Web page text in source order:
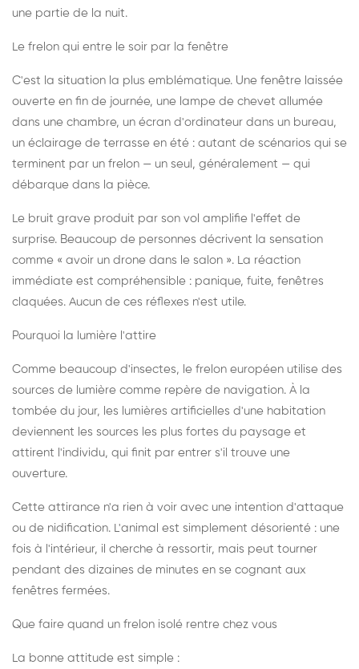
une partie de la nuit.
Le frelon qui entre le soir par la fenêtre
C'est la situation la plus emblématique. Une fenêtre laissée
ouverte en fin de journée, une lampe de chevet allumée
dans une chambre, un écran d'ordinateur dans un bureau,
un éclairage de terrasse en été : autant de scénarios qui se
terminent par un frelon — un seul, généralement — qui
débarque dans la pièce.
Le bruit grave produit par son vol amplifie l'effet de
surprise. Beaucoup de personnes décrivent la sensation
comme « avoir un drone dans le salon ». La réaction
immédiate est compréhensible : panique, fuite, fenêtres
claquées. Aucun de ces réflexes n'est utile.
Pourquoi la lumière l'attire
Comme beaucoup d'insectes, le frelon européen utilise des
sources de lumière comme repère de navigation. À la
tombée du jour, les lumières artificielles d'une habitation
deviennent les sources les plus fortes du paysage et
attirent l'individu, qui finit par entrer s'il trouve une
ouverture.
Cette attirance n'a rien à voir avec une intention d'attaque
ou de nidification. L'animal est simplement désorienté : une
fois à l'intérieur, il cherche à ressortir, mais peut tourner
pendant des dizaines de minutes en se cognant aux
fenêtres fermées.
Que faire quand un frelon isolé rentre chez vous
La bonne attitude est simple :